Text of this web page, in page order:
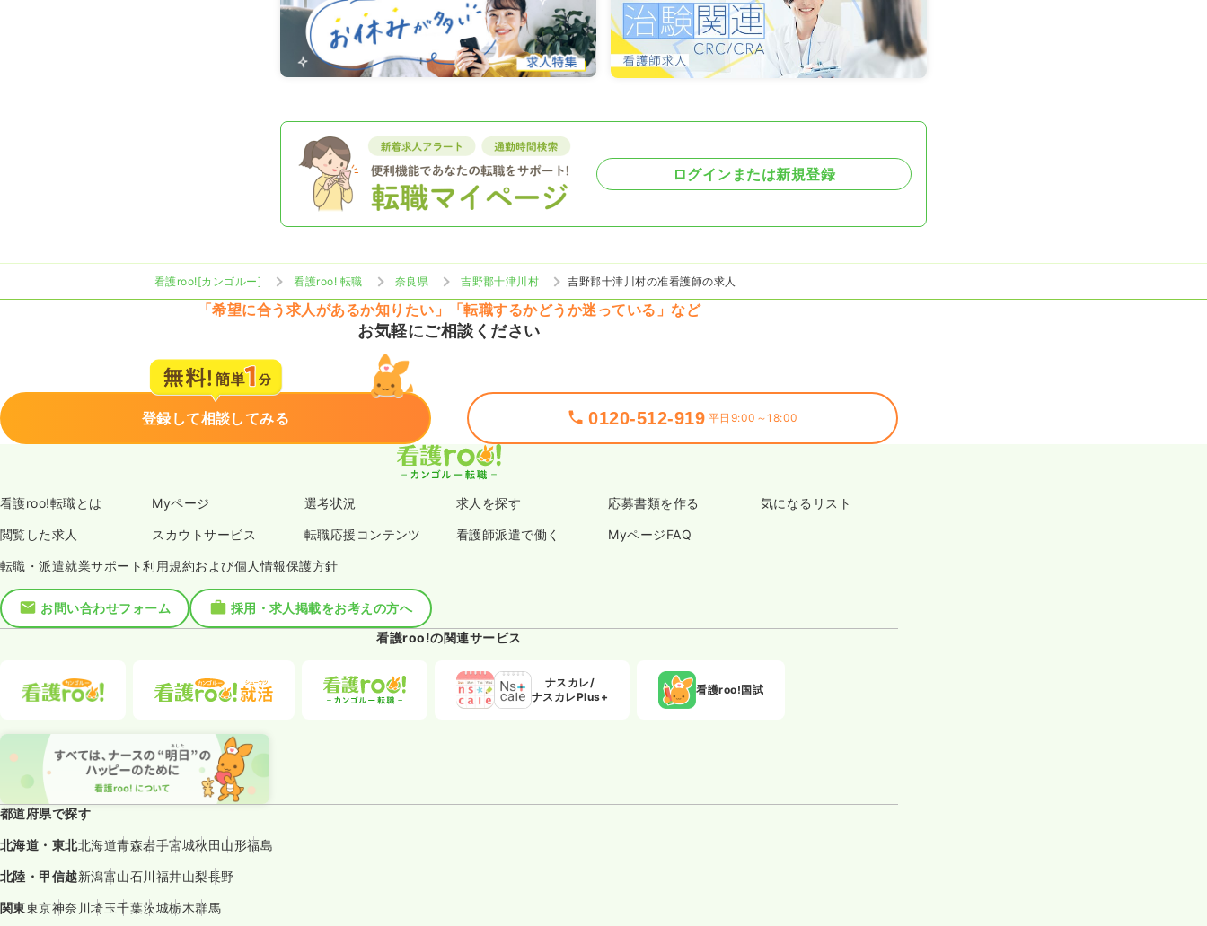
ログインまたは新規登録
看護roo![カンゴルー] 看護roo! 転職 奈良県 吉野郡十津川村 吉野郡十津川村の准看護師の求人
「希望に合う求人があるか知りたい」「転職するかどうか迷っている」など
お気軽にご相談ください
登録して相談してみる 0120-512-919 平日9:00～18:00
看護roo!転職とは Myページ 選考状況 求人を探す 応募書類を作る 気になるリスト
閲覧した求人 スカウトサービス 転職応援コンテンツ 看護師派遣で働く MyページFAQ
転職・派遣就業サポート利用規約および個人情報保護方針
お問い合わせフォーム
採用・求人掲載をお考えの方へ
看護roo!の関連サービス
ナスカレ/
ナスカレPlus+
看護roo!国試
都道府県で探す
北海道・東北北海道青森岩手宮城秋田山形福島
北陸・甲信越新潟富山石川福井山梨長野
関東東京神奈川埼玉千葉茨城栃木群馬